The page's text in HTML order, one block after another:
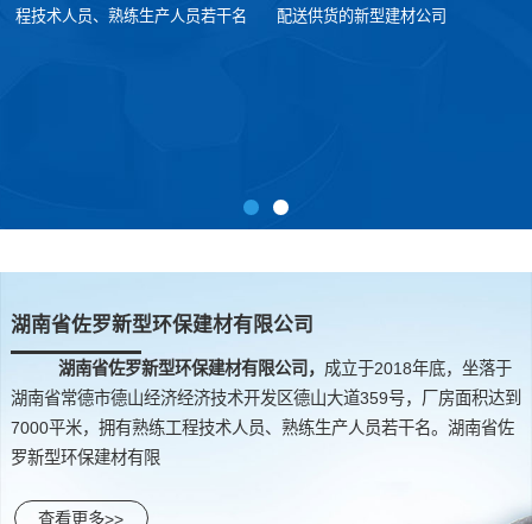
程技术人员、熟练生产人员若干名
配送供货的新型建材公司
湖南省佐罗新型环保建材有限公司
湖南省佐罗新型环保建材有限公司， 成立于2018年底，坐落于
湖南省常德市德山经济经济技术开发区德山大道359号，厂房面积达到
7000平米，拥有熟练工程技术人员、熟练生产人员若干名。湖南省佐
罗新型环保建材有限
查看更多>>